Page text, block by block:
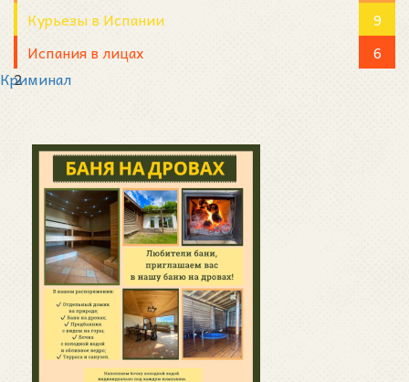
Курьезы в Испании
9
Испания в лицах
6
Криминал
2